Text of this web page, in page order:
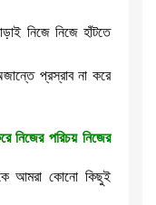
নিজে নিজে হাঁটতে
প্রস্রাব না করে
নিজের পরিচয় নিজের
আমরা কোনো কিছুই